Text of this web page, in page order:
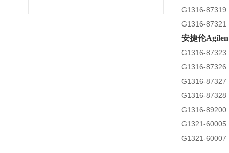
G1316-
G1316-
安捷伦
G1316-
G1316-
G1316-
G1316-
G1316-
G1321-
G1321-